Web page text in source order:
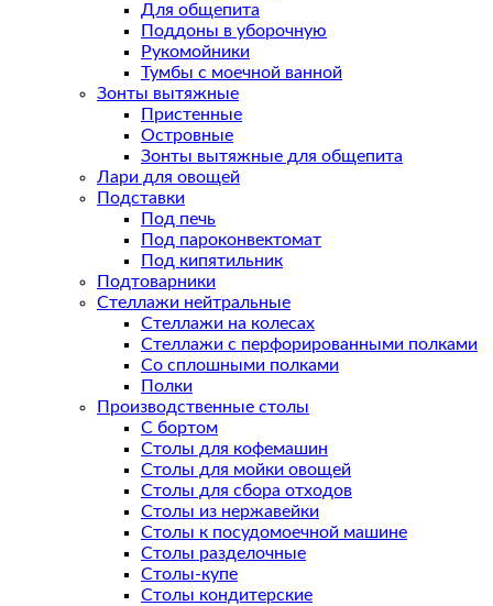
Для общепита
Поддоны в уборочную
Рукомойники
Тумбы с моечной ванной
Зонты вытяжные
Пристенные
Островные
Зонты вытяжные для общепита
Лари для овощей
Подставки
Под печь
Под пароконвектомат
Под кипятильник
Подтоварники
Стеллажи нейтральные
Стеллажи на колесах
Стеллажи с перфорированными полками
Со сплошными полками
Полки
Производственные столы
С бортом
Столы для кофемашин
Столы для мойки овощей
Столы для сбора отходов
Столы из нержавейки
Столы к посудомоечной машине
Столы разделочные
Столы-купе
Столы кондитерские